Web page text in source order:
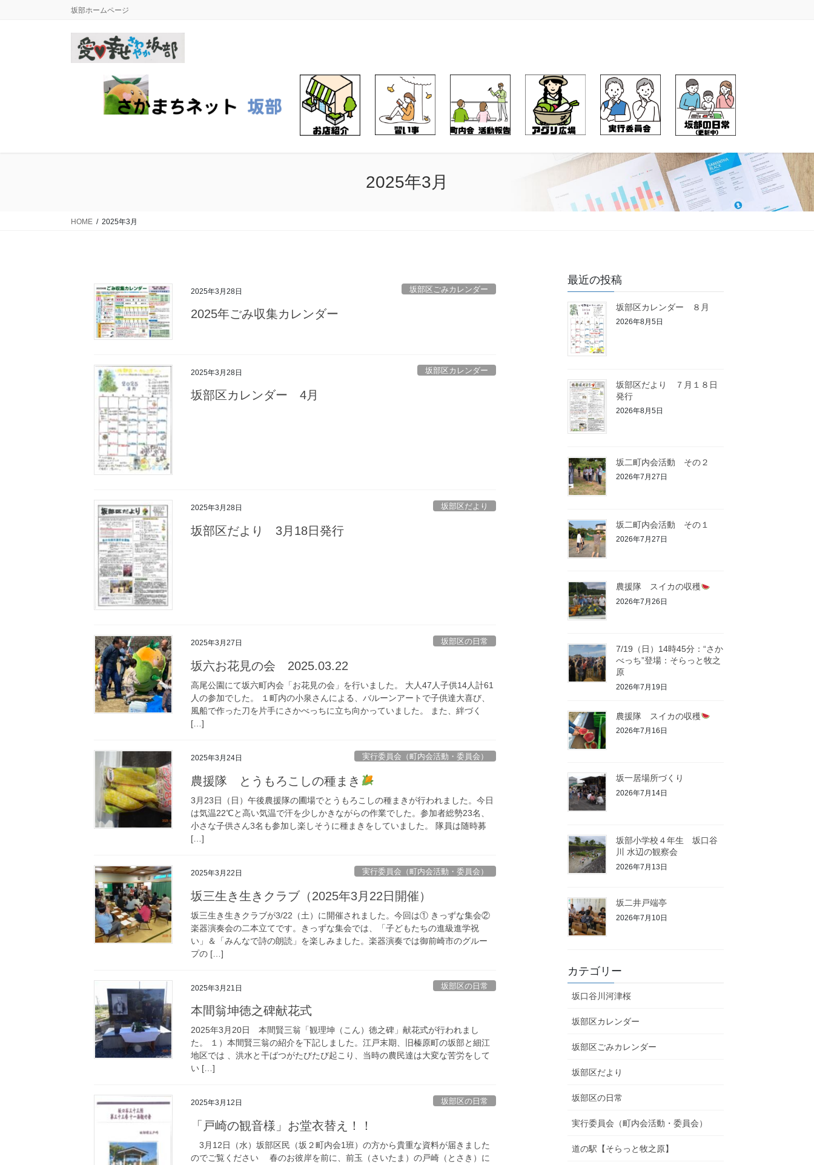
坂部ホームページ
2025年3月
HOME 2025年3月
2025年3月28日 坂部区ごみカレンダー
2025年ごみ収集カレンダー
2025年3月28日 坂部区カレンダー
坂部区カレンダー 4月
2025年3月28日 坂部区だより
坂部区だより 3月18日発行
2025年3月27日 坂部区の日常
坂六お花見の会 2025.03.22
高尾公園にて坂六町内会「お花見の会」を行いました。 大人47人子供14人計61
人の参加でした。 １町内の小泉さんによる、バルーンアートで子供達大喜び、
風船で作った刀を片手にさかべっちに立ち向かっていました。 また、絆づく
[…]
2025年3月24日 実行委員会（町内会活動・委員会）
農援隊 とうもろこしの種まき
3月23日（日）午後農援隊の圃場でとうもろこしの種まきが行われました。今日
は気温22℃と高い気温で汗を少しかきながらの作業でした。参加者総勢23名、
小さな子供さん3名も参加し楽しそうに種まきをしていました。 隊員は随時募
[…]
2025年3月22日 実行委員会（町内会活動・委員会）
坂三生き生きクラブ（2025年3月22日開催）
坂三生き生きクラブが3/22（土）に開催されました。今回は① きっずな集会②
楽器演奏会の二本立てです。きっずな集会では、「子どもたちの進級進学祝
い」＆「みんなで詩の朗読」を楽しみました。楽器演奏では御前崎市のグルー
プの […]
2025年3月21日 坂部区の日常
本間翁坤徳之碑献花式
2025年3月20日 本間賢三翁「観理坤（こん）徳之碑」献花式が行われまし
た。 １）本間賢三翁の紹介を下記しました。江戸末期、旧榛原町の坂部と細江
地区では 、洪水と干ばつがたびたび起こり、当時の農民達は大変な苦労をして
い […]
2025年3月12日 坂部区の日常
「戸崎の観音様」お堂衣替え！！
3月12日（水）坂部区民（坂２町内会1班）の方から貴重な資料が届きました
のでご覧ください 春のお彼岸を前に、前玉（さいたま）の戸崎（とさき）に
最近の投稿
坂部区カレンダー ８月
2026年8月5日
坂部区だより ７月１８日
発行
2026年8月5日
坂二町内会活動 その２
2026年7月27日
坂二町内会活動 その１
2026年7月27日
農援隊 スイカの収穫
2026年7月26日
7/19（日）14時45分：“さか
べっち”登場：そらっと牧之
原
2026年7月19日
農援隊 スイカの収穫
2026年7月16日
坂一居場所づくり
2026年7月14日
坂部小学校４年生 坂口谷
川 水辺の観察会
2026年7月13日
坂二井戸端亭
2026年7月10日
カテゴリー
坂口谷川河津桜
坂部区カレンダー
坂部区ごみカレンダー
坂部区だより
坂部区の日常
実行委員会（町内会活動・委員会）
道の駅【そらっと牧之原】